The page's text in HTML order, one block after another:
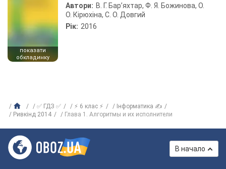
показати
обкладинку
Автори: В. Г. Бар’яхтар, Ф. Я. Божинова, О.
О. Кірюхіна, С. О. Довгий
Рік: 2016
✅ ГДЗ ✅ ⚡ 6 клас ⚡
Інформатика ✍
Ривкінд 2014
Глава 1. Алгоритмы и их исполнители
В начало